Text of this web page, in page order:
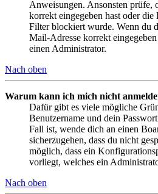
Anweisungen. Ansonsten prüfe,
korrekt eingegeben hast oder
Filter blockiert wurde. Wenn du
Mail-Adresse korrekt
einen Administrator.
Nach oben
Warum kann ich mich nicht
Dafür gibt es viele mögliche
Benutzername und dein
Fall ist, wende dich an einen
sicherzugehen, dass du nicht
möglich, dass ein
vorliegt, welches ein
Nach oben